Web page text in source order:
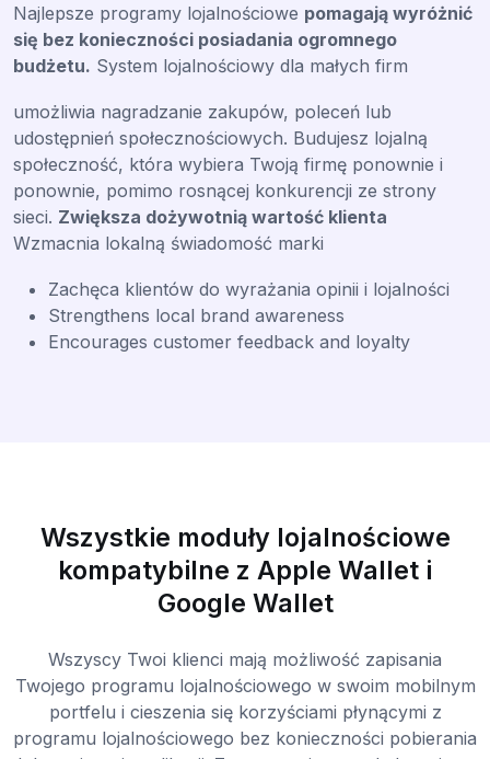
Najlepsze programy lojalnościowe pomagają wyróżnić
się bez konieczności posiadania ogromnego
budżetu. System lojalnościowy dla małych firm
umożliwia nagradzanie zakupów, poleceń lub
udostępnień społecznościowych. Budujesz lojalną
społeczność, która wybiera Twoją firmę ponownie i
ponownie, pomimo rosnącej konkurencji ze strony
sieci. Zwiększa dożywotnią wartość klienta
Wzmacnia lokalną świadomość marki
Zachęca klientów do wyrażania opinii i lojalności
Strengthens local brand awareness
Encourages customer feedback and loyalty
Wszystkie moduły lojalnościowe
kompatybilne z Apple Wallet i
Google Wallet
Wszyscy Twoi klienci mają możliwość zapisania
Twojego programu lojalnościowego w swoim mobilnym
portfelu i cieszenia się korzyściami płynącymi z
programu lojalnościowego bez konieczności pobierania